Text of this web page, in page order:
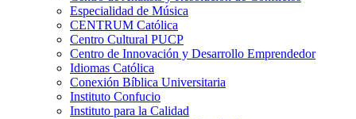
Especialidad de Música
CENTRUM Católica
Centro Cultural PUCP
Centro de Innovación y Desarrollo Emprendedor
Idiomas Católica
Conexión Bíblica Universitaria
Instituto Confucio
Instituto para la Calidad